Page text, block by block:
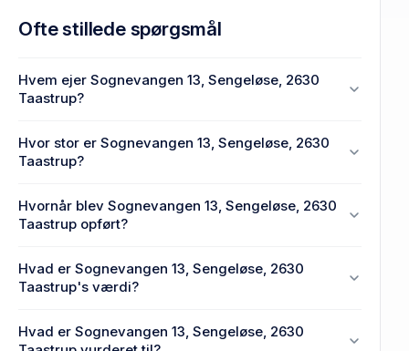
Ofte stillede spørgsmål
Hvem ejer Sognevangen 13, Sengeløse, 2630
Taastrup?
Sengeløse, 2630 Taastrup.
Hvor stor er Sognevangen 13, Sengeløse, 2630
Taastrup?
13, Sengeløse, 2630 Taastrup.
Hvornår blev Sognevangen 13, Sengeløse, 2630
Taastrup opført?
Sognevangen 13, Sengeløse, 2630 Taastrup.
Hvad er Sognevangen 13, Sengeløse, 2630
Taastrup's værdi?
Sengeløse, 2630 Taastrup senest blev handlet i
Hvad er Sognevangen 13, Sengeløse, 2630